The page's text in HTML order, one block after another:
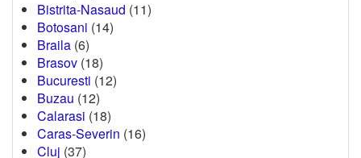
Bistrita-Nasaud (11)
Botosani (14)
Braila (6)
Brasov (18)
Bucuresti (12)
Buzau (12)
Calarasi (18)
Caras-Severin (16)
Cluj (37)